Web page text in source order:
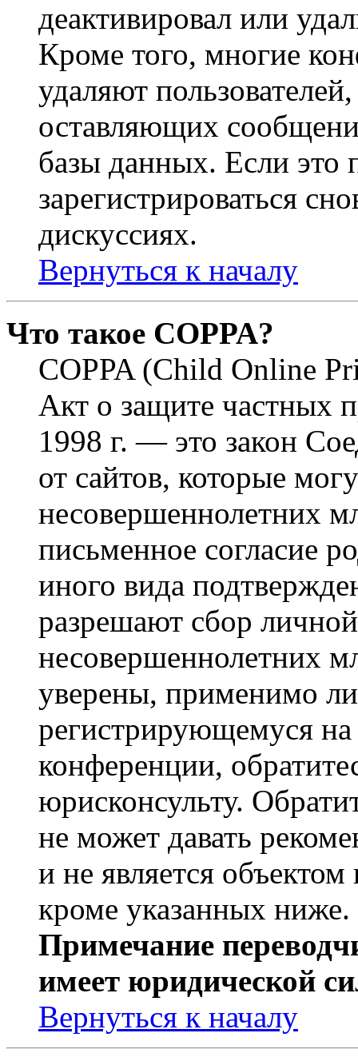
деактивировал или
Кроме того, многие
удаляют
оставляющих
базы данных. Если это
зарегистрироваться
дискуссиях.
Вернуться к началу
Что такое COPPA?
COPPA (Child Online
Акт о защите частных
1998 г. — это закон
от сайтов, которые
несовершеннолетних
письменное согласие
иного вида
разрешают сбор
несовершеннолетних
уверены, применимо
регистрирующемуся
конференции,
юрисконсульту.
не может давать
и не является
кроме указанных ниже.
Примечание
имеет юридической
Вернуться к началу